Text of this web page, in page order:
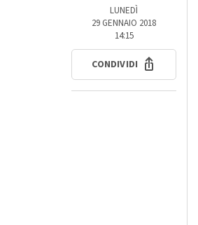
LUNEDÌ
29 GENNAIO 2018
14:15
CONDIVIDI